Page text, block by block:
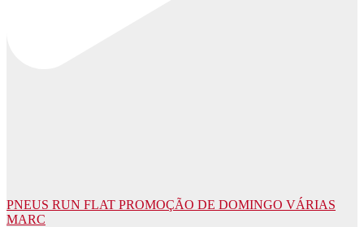
PNEUS RUN FLAT PROMOÇÃO DE DOMINGO VÁRIAS
MARC